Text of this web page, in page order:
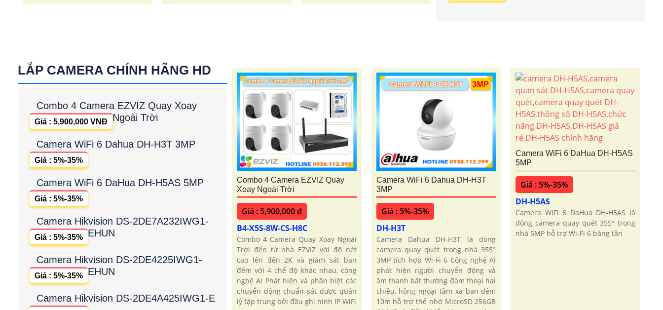
LẮP CAMERA CHÍNH HÃNG HD
Combo 4 Camera EZVIZ Quay Xoay
Ngoài Trời
Giá : 5,900,000 VNĐ
Camera WiFi 6 Dahua DH-H3T 3MP
Giá : 5%-35%
Camera WiFi 6 DaHua DH-H5AS 5MP
Giá : 5%-35%
Camera Hikvision DS-2DE7A232IWG1-
EHUN
Giá : 5%-35%
Camera Hikvision DS-2DE4225IWG1-
EHUN
Giá : 5%-35%
Camera Hikvision DS-2DE4A425IWG1-E
Combo 4 Camera EZVIZ Quay
Xoay Ngoài Trời
Giá : 5,900,000 ₫
B4-X5S-8W-CS-H8C
Combo 4 Camera Quay Xoay Ngoài
Trời đến từ nhà EZVIZ với độ nét
cao lên đến 2K và giám sát ban
đêm với 4 chế độ khác nhau, công
nghệ AI Phát hiện và phân biệt các
chuyển động chuẩn sát được quản
lý tập trung bởi đầu ghi hình IP WiFi
Camera WiFi 6 Dahua DH-H3T
3MP
Giá : 5%-35%
DH-H3T
Camera Dahua DH-H3T là dòng
camera quay quét trong nhà 355°
3MP tích hợp Wi-Fi 6 Công nghệ AI
phát hiện người chuyển động và
âm thanh bất thường đàm thoại hai
chiều, hồng ngoại tầm xa ban đêm
10m hỗ trợ thẻ nhớ MicroSD 256GB
Camera WiFi 6 DaHua DH-H5AS
5MP
Giá : 5%-35%
DH-H5AS
Camera WiFi 6 DaHua DH-H5AS là
dòng camera quay quét 355° trong
nhà 5MP hỗ trợ Wi-Fi 6 băng tần